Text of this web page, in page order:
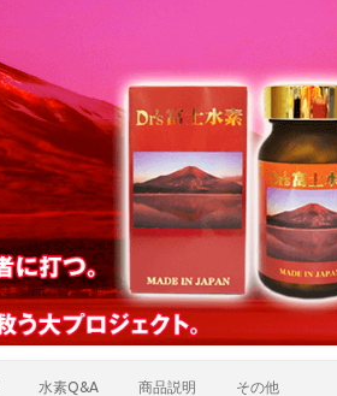
水素Q&A 商品説明 その他